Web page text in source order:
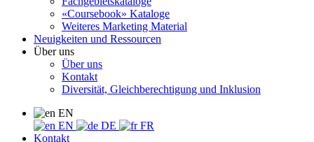
«Coursebook» Kataloge
Weiteres Marketing Material
Neuigkeiten und Ressourcen
Über uns
Über uns
Kontakt
Diversität, Gleichberechtigung und Inklusion
EN
EN
DE
FR
Kontakt